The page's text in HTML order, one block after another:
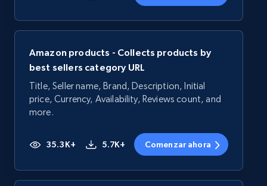
Amazon products - Collects products by
best sellers category URL
Title, Seller name, Brand, Description, Initial
price, Currency, Availability, Reviews count, and
more.
35.3K+ 5.7K+ Comenzar ahora